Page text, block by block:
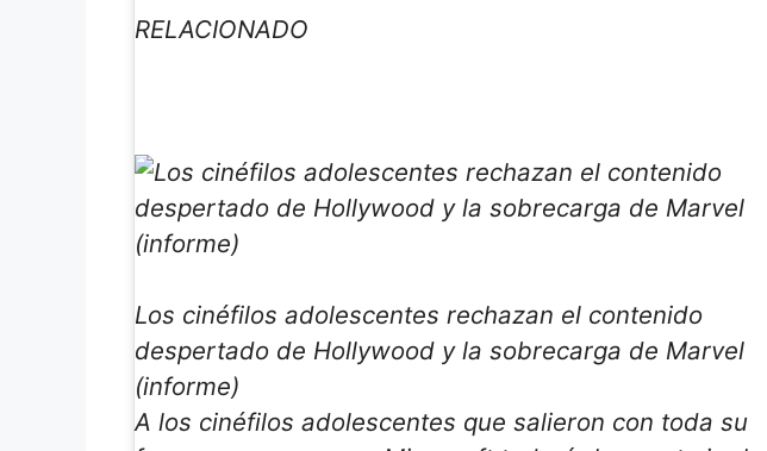
RELACIONADO
Los cinéfilos adolescentes rechazan el contenido
despertado de Hollywood y la sobrecarga de Marvel
(informe)
A los cinéfilos adolescentes que salieron con toda su